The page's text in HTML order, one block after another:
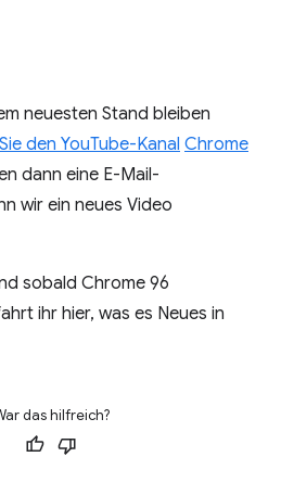
neuesten Stand bleiben
den YouTube-Kanal Chrome
dann eine E-Mail-
wir ein neues Video
sobald Chrome 96
ihr hier, was es Neues in
das hilfreich?